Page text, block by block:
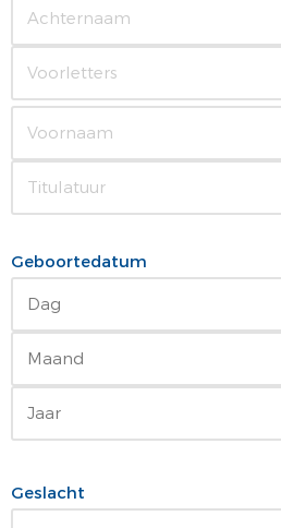
Geboortedatum
Geslacht